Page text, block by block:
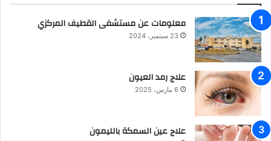
معلومات عن مستشفى القطيف المركزي
23 سبتمبر، 2024
علاج رمد العيون
6 مارس، 2025
علاج عين السمكة بالليمون